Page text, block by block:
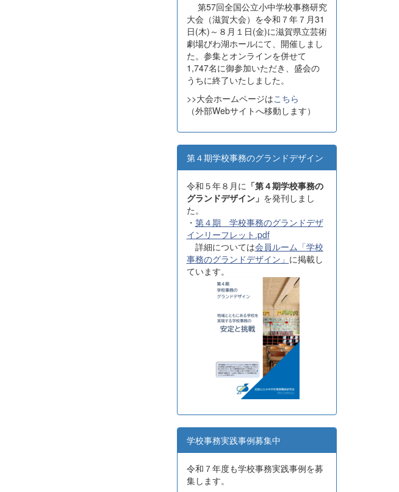
第57回全国公立小中学校事務研究
大会（滋賀大会）を令和７年７月31
日(木)～８月１日(金)に滋賀県立芸術
劇場びわ湖ホールにて、開催しまし
た。参集とオンラインを併せて
1,747名に御参加いただき、盛会の
うちに終了いたしました。
>>大会ホームページはこちら
（外部Webサイトへ移動します）
第４期学校事務のグランドデザイン
令和５年８月に 「第４期学校事務の
グランドデザイン」 を発刊しまし
た。
・ 第４期 学校事務のグランドデザ
インリーフレット.pdf
詳細については会員ルーム「学校
事務のグランドデザイン」 に掲載し
ています。
学校事務実践事例募集中
令和７年度も学校事務実践事例を募
集します。